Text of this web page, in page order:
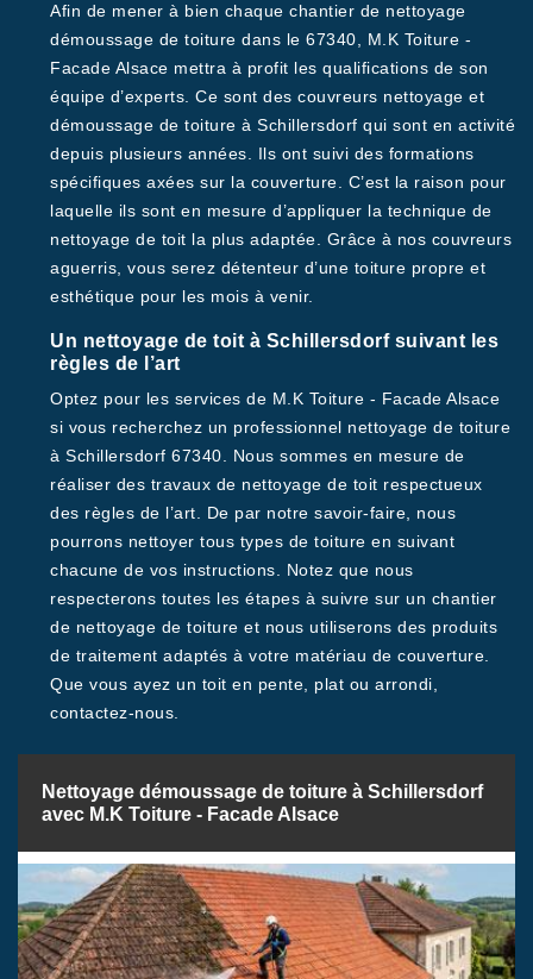
Afin de mener à bien chaque chantier de nettoyage
démoussage de toiture dans le 67340, M.K Toiture -
Facade Alsace mettra à profit les qualifications de son
équipe d’experts. Ce sont des couvreurs nettoyage et
démoussage de toiture à Schillersdorf qui sont en activité
depuis plusieurs années. Ils ont suivi des formations
spécifiques axées sur la couverture. C’est la raison pour
laquelle ils sont en mesure d’appliquer la technique de
nettoyage de toit la plus adaptée. Grâce à nos couvreurs
aguerris, vous serez détenteur d’une toiture propre et
esthétique pour les mois à venir.
Un nettoyage de toit à Schillersdorf suivant les
règles de l’art
Optez pour les services de M.K Toiture - Facade Alsace
si vous recherchez un professionnel nettoyage de toiture
à Schillersdorf 67340. Nous sommes en mesure de
réaliser des travaux de nettoyage de toit respectueux
des règles de l’art. De par notre savoir-faire, nous
pourrons nettoyer tous types de toiture en suivant
chacune de vos instructions. Notez que nous
respecterons toutes les étapes à suivre sur un chantier
de nettoyage de toiture et nous utiliserons des produits
de traitement adaptés à votre matériau de couverture.
Que vous ayez un toit en pente, plat ou arrondi,
contactez-nous.
Nettoyage démoussage de toiture à Schillersdorf
avec M.K Toiture - Facade Alsace